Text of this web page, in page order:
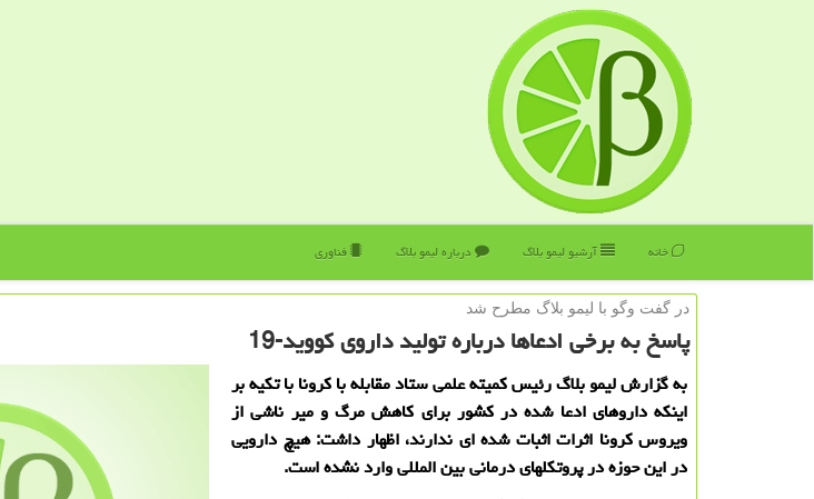
خانه آرشیو لیمو بلاگ درباره لیمو بلاگ فناوری
در گفت وگو با لیمو بلاگ مطرح شد
پاسخ به برخی ادعاها درباره تولید داروی كووید-19
به گزارش لیمو بلاگ رئیس کمیته علمی ستاد مقابله با کرونا با تکیه بر
اینکه داروهای ادعا شده در کشور برای کاهش مرگ و میر ناشی از
ویروس کرونا اثرات اثبات شده ای ندارند، اظهار داشت: هیچ دارویی
در این حوزه در پروتکلهای درمانی بین المللی وارد نشده است.